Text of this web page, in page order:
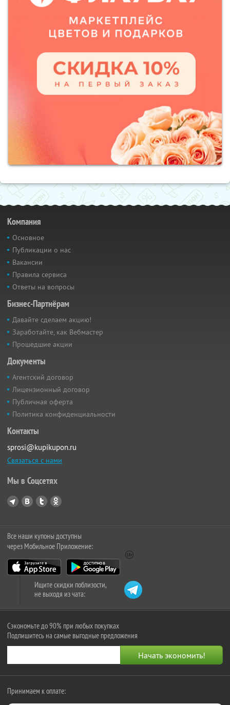
Компания
Основное
Публикации о нас
Вакансии
Правила сервиса
Ответы на вопросы
Бизнес-Партнёрам
Давайте сделаем акцию!
Заработайте, как Вебмастер
Прошедшие акции
Документы
Агентский договор
Лицензионный договор
Публичная оферта
Политика конфиденциальности
Контакты
sprosi@kupikupon.ru
Связаться с нами
Мы в Соцсетях
Все наши купоны доступны
через Мобильное Приложение:
Ищите скидки поблизости,
не выходя из чата:
Сэкономьте до 90% при любых покупках
Подпишитесь на самые выгодные предложения
Принимаем к оплате: